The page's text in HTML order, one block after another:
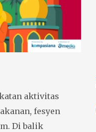
aktivitas
fesyen
Di balik